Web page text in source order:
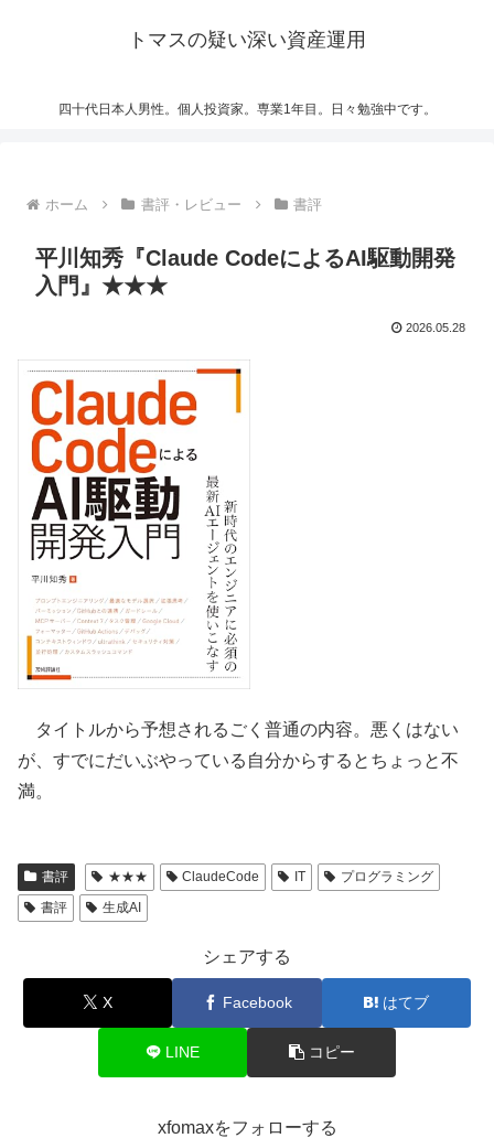
トマスの疑い深い資産運用
四十代日本人男性。個人投資家。専業1年目。日々勉強中です。
ホーム 書評・レビュー 書評
平川知秀『Claude CodeによるAI駆動開発
入門』★★★
2026.05.28
タイトルから予想されるごく普通の内容。悪くはない
が、すでにだいぶやっている自分からするとちょっと不
満。
書評 ★★★ ClaudeCode IT
プログラミング
書評
生成AI
シェアする
X Facebook はてブ
LINE コピー
xfomaxをフォローする